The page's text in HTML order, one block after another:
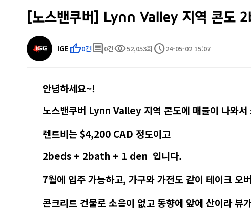
[노스밴쿠버] Lynn Valley 지역 콘도
IGE thumb_up0건 comment 0건visibility52,053회 schedule24-05-02 15:07
안녕하세요~!
노스밴쿠버 Lynn Valley 지역 콘도에 매물이 나와서
렌트비는 $4,200 CAD 정도이고
​2beds + 2bath + 1 den 입니다.
7월에 입주 가능하고, 가구와 가전도 같이 테이크 오
콘크리트 건물로 소음이 없고 동향에 앞에 산이라 뷰